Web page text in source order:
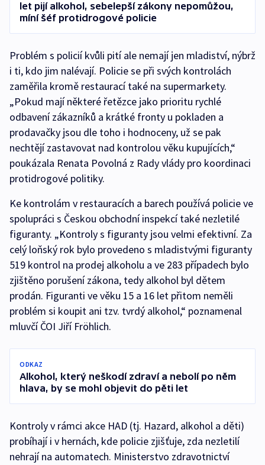
let pijí alkohol, sebelepší zákony nepomůžou,
míní šéf protidrogové policie
Problém s policií kvůli pití ale nemají jen mladiství, nýbrž
i ti, kdo jim nalévají. Policie se při svých kontrolách
zaměřila kromě restaurací také na supermarkety.
„Pokud mají některé řetězce jako prioritu rychlé
odbavení zákazníků a krátké fronty u pokladen a
prodavačky jsou dle toho i hodnoceny, už se pak
nechtějí zastavovat nad kontrolou věku kupujících,“
poukázala Renata Povolná z Rady vlády pro koordinaci
protidrogové politiky.
Ke kontrolám v restauracích a barech používá policie ve
spolupráci s Českou obchodní inspekcí také nezletilé
figuranty. „Kontroly s figuranty jsou velmi efektivní. Za
celý loňský rok bylo provedeno s mladistvými figuranty
519 kontrol na prodej alkoholu a ve 283 případech bylo
zjištěno porušení zákona, tedy alkohol byl dětem
prodán. Figuranti ve věku 15 a 16 let přitom neměli
problém si koupit ani tzv. tvrdý alkohol,“ poznamenal
mluvčí ČOI Jiří Fröhlich.
ODKAZ
Alkohol, který neškodí zdraví a nebolí po něm
hlava, by se mohl objevit do pěti let
Kontroly v rámci akce HAD (tj. Hazard, alkohol a děti)
probíhají i v hernách, kde policie zjišťuje, zda nezletilí
nehrají na automatech. Ministerstvo zdravotnictví